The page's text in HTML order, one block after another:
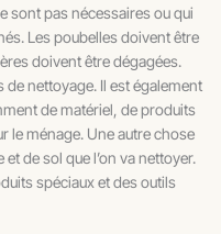
sont pas nécessaires ou qui
Les poubelles doivent être
doivent être dégagées.
de nettoyage. Il est également
de matériel, de produits
le ménage. Une autre chose
de sol que l’on va nettoyer.
spéciaux et des outils